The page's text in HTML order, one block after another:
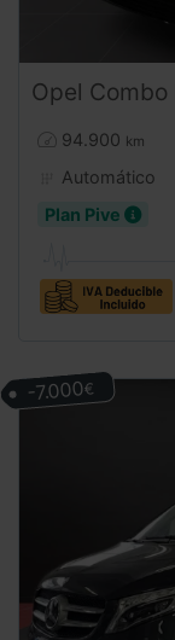
Opel Combo
94.900 km
Automático
Plan Pive
-7.000€